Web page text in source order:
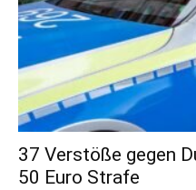
37 Verstöße gegen
50 Euro Strafe